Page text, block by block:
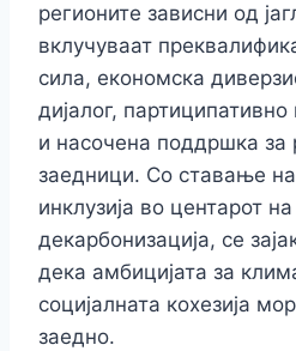
регионите зависни од
вклучуваат
сила, економска
дијалог,
и насочена поддршка за
заедници. Со ставање на
инклузија во центарот
декарбонизација, се
дека амбицијата за
социјалната кохезија
заедно.